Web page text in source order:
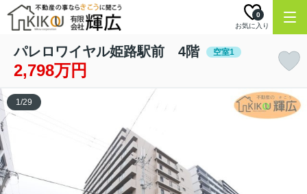
お気に入り
0
パレロワイヤル姫路駅前 4階 空室1
2,798万円
1/29